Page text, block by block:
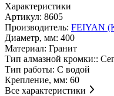
Характеристики
Артикул: 8605
Производитель: FEIYAN
Диаметр, мм: 400
Материал: Гранит
Тип алмазной кромки::
Тип работы: С водой
Крепление, мм: 60
Все характеристики